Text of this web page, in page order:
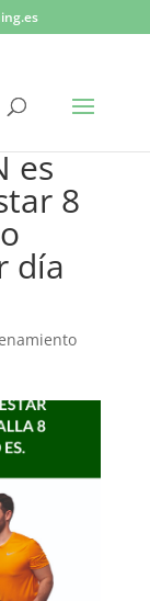
es
8
día